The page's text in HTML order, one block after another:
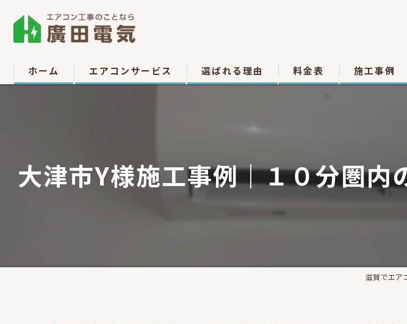
ホーム エアコンサービス
エアコン移設
選ばれる理由 料金表 施工事例
大津市Y様施工事例｜１０分圏内
滋賀でエア